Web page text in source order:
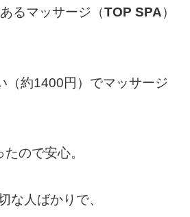
るマッサージ（TOP SPA）
（約1400円）でマッサージ
ので安心。
な人ばかりで、